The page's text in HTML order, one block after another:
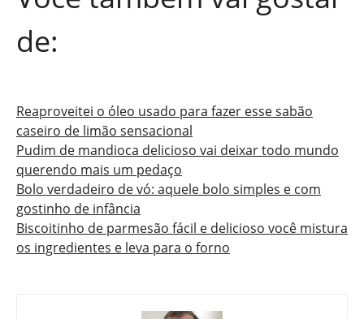
de:
Reaproveitei o óleo usado para fazer esse sabão
caseiro de limão sensacional
Pudim de mandioca delicioso vai deixar todo mundo
querendo mais um pedaço
Bolo verdadeiro de vó: aquele bolo simples e com
gostinho de infância
Biscoitinho de parmesão fácil e delicioso você mistura
os ingredientes e leva para o forno